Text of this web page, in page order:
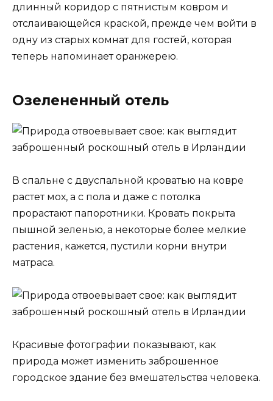
длинный коридор с пятнистым ковром и
отслаивающейся краской, прежде чем войти в
одну из старых комнат для гостей, которая
теперь напоминает оранжерею.
Озелененный отель
В спальне с двуспальной кроватью на ковре
растет мох, а с пола и даже с потолка
прорастают папоротники. Кровать покрыта
пышной зеленью, а некоторые более мелкие
растения, кажется, пустили корни внутри
матраса.
Красивые фотографии показывают, как
природа может изменить заброшенное
городское здание без вмешательства человека.